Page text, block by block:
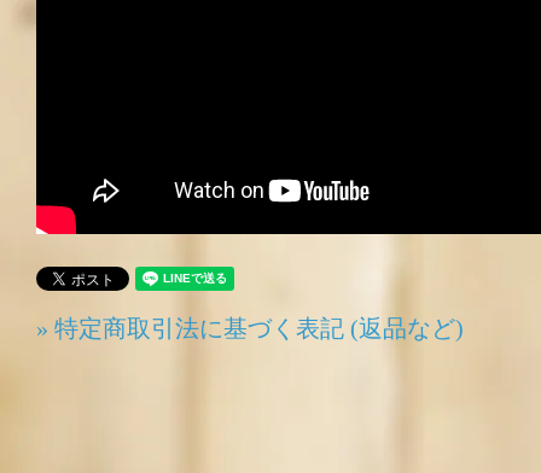
» 特定商取引法に基づく表記 (返品など)